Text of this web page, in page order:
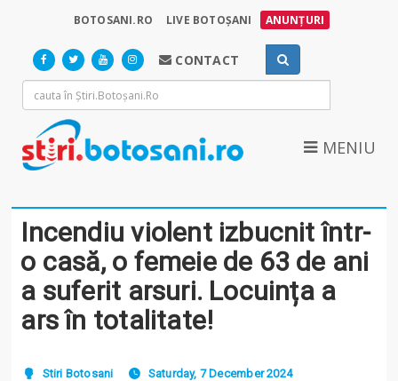
BOTOSANI.RO LIVE BOTOȘANI ANUNȚURI
CONTACT
MENIU
Incendiu violent izbucnit într-
o casă, o femeie de 63 de ani
a suferit arsuri. Locuința a
ars în totalitate!
Stiri Botosani
Saturday, 7 December 2024